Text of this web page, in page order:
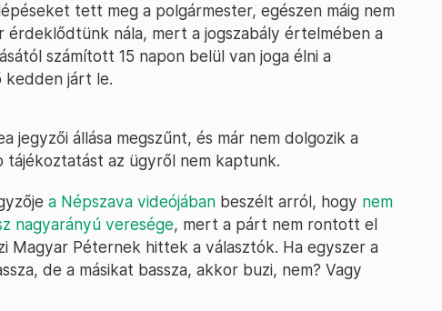
tett meg a polgármester, egészen máig nem
érdeklődtünk nála, mert a jogszabály értelmében a
számított 15 napon belül van joga élni a
kedden járt le.
jegyzői állása megszűnt, és már nem dolgozik a
tájékoztatást az ügyről nem kaptunk.
a Népszava videójában beszélt arról, hogy nem
nagyarányú veresége, mert a párt nem rontott el
Magyar Péternek hittek a választók. Ha egyszer a
de a másikat bassza, akkor buzi, nem? Vagy